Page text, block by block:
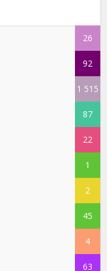
26
92
1 515
87
22
1
2
45
4
63